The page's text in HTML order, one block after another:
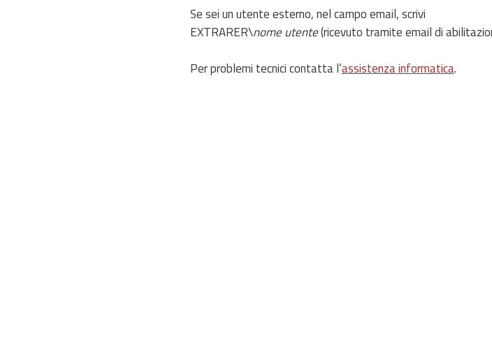
Se sei un utente esterno, nel campo email, scrivi
EXTRARER\nome utente(ricevuto tramite email di
Per problemi tecnici contatta l’assistenza informatica.